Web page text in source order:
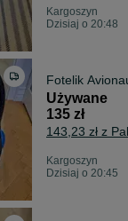
Kargoszyn
Dzisiaj o 20:48
Fotelik
Używane
135 zł
143,23 zł z
Kargoszyn
Dzisiaj o 20:45